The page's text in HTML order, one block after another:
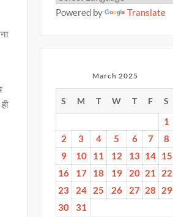
Powered by Translate
March 2025
S M T W T F S
1
2
3 4 5 6 7
8
9
10 11 12 13 14 15
16
17 18 19 20 21
22
23
24 25 26 27 28
29
30
31